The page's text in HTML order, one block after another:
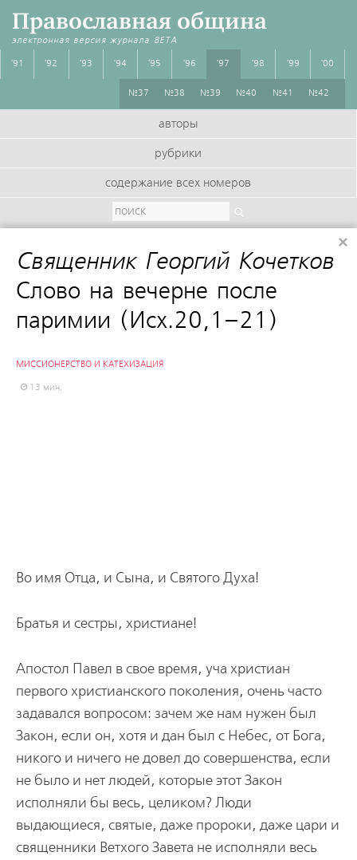
Православная община
электронная версия журнала BETA
'91 '92 '93 '94 '95 '96 '97
№37 №38 №39 №40 №41 №42
'98 '99 '00
авторы
рубрики
содержание всех номеров
Священник Георгий Кочетков:
Слово на вечерне после
паримии (Исх.20,1–21)
МИССИОНЕРСТВО И КАТЕХИЗАЦИЯ
13 мин.
Во имя Отца, и Сына, и Святого Духа!
Братья и сестры, христиане!
Апостол Павел в свое время, уча христиан
первого христианского поколения, очень часто
задавался вопросом: зачем же нам нужен был
Закон, если он, хотя и дан был с Небес, от Бога,
никого и ничего не довел до совершенства, если
не было и нет людей, которые этот Закон
исполняли бы весь, целиком? Люди
выдающиеся, святые, даже пророки, даже цари и
священники Ветхого Завета не исполняли весь
×